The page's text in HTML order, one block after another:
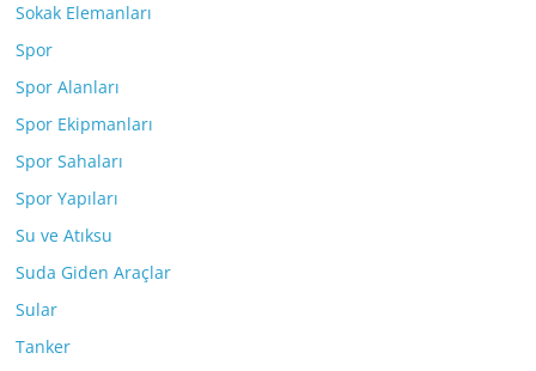
Sokak Elemanları
Spor
Spor Alanları
Spor Ekipmanları
Spor Sahaları
Spor Yapıları
Su ve Atıksu
Suda Giden Araçlar
Sular
Tanker